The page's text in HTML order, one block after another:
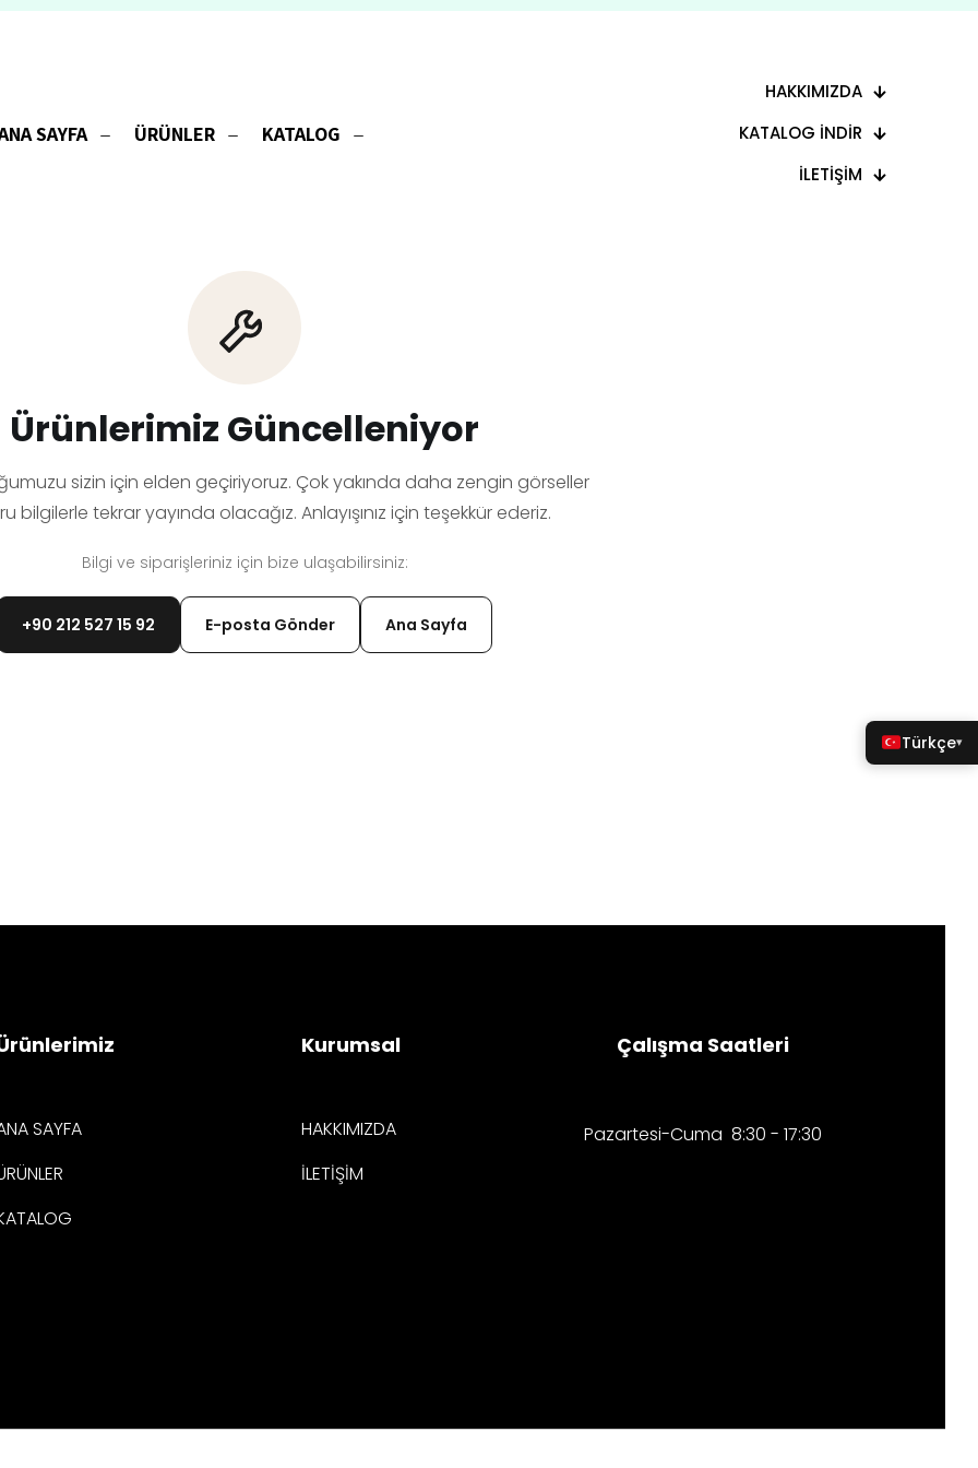
SAYFA ÜRÜNLER KATALOG
HAKKIMIZDA
KATALOG İNDİR
İLETİŞİM
Ürünlerimiz Güncelleniyor
sizin için elden geçiriyoruz. Çok yakında daha zengin görseller
bilgilerle tekrar yayında olacağız. Anlayışınız için teşekkür ederiz.
Bilgi ve siparişleriniz için bize ulaşabilirsiniz:
+90 212 527 15 92 E-posta Gönder Ana Sayfa
SAYFA
Kurumsal
HAKKIMIZDA
İLETİŞİM
Çalışma Saatleri
Pazartesi-Cuma 8:30 - 17:30​​
Türkçe▾